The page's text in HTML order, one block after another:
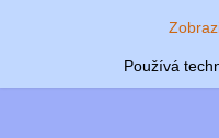
Používá